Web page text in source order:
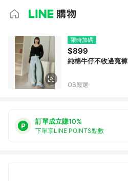
限時加碼
$899
純棉牛仔不收邊寬褲
OB嚴選
訂單成立賺10%
下單享LINE POINTS點數